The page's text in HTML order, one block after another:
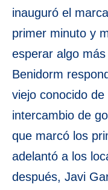
inauguró el
primer minuto y
esperar algo
Benidorm
viejo conocido
intercambio de
que marcó los
adelantó a los
después, Javi